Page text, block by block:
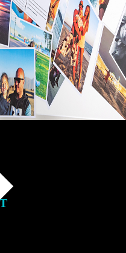
заказа к печати
могут связаться с Вами
телефону или email для